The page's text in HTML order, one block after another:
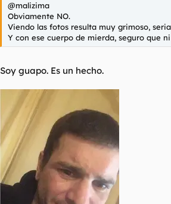
@malizima
Obviamente NO.
Viendo las fotos resulta muy grimoso,
Y con ese cuerpo de mierda, seguro que
Soy guapo. Es un hecho.